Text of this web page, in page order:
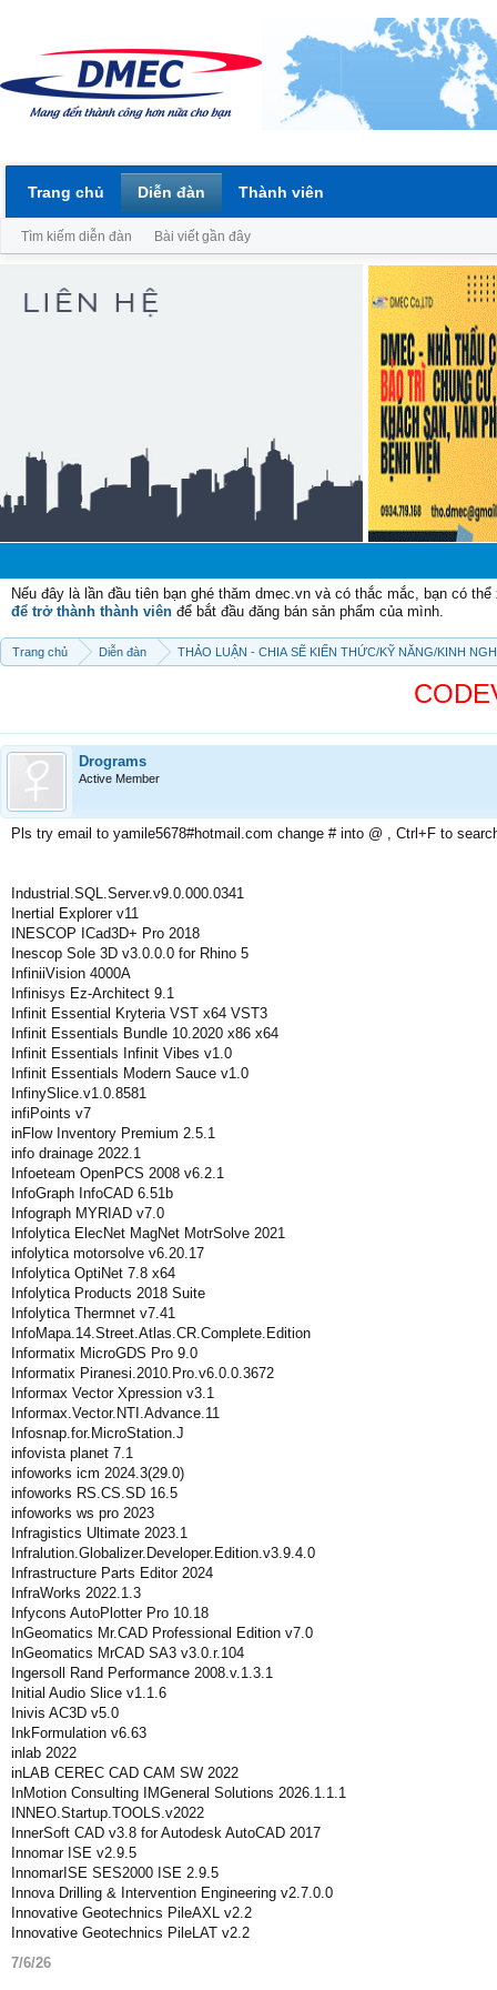
Nếu đây là lần đầu tiên bạn ghé thăm dmec.vn và có thắc mắc, bạn có
để trở thành thành viên để bắt đầu đăng bán sản phẩm của mình.
Trang chủ Diễn đàn THẢO LUẬN - CHIA SẼ KIẾN THỨC/KỸ NĂNG/KINH
Drograms
Active Member
Pls try email to yamile5678#hotmail.com change # into @ , Ctrl+F to
Industrial.SQL.Server.v9.0.000.0341
Inertial Explorer v11
INESCOP ICad3D+ Pro 2018
Inescop Sole 3D v3.0.0.0 for Rhino 5
InfiniiVision 4000A
Infinisys Ez-Architect 9.1
Infinit Essential Kryteria VST x64 VST3
Infinit Essentials Bundle 10.2020 x86 x64
Infinit Essentials Infinit Vibes v1.0
Infinit Essentials Modern Sauce v1.0
InfinySlice.v1.0.8581
infiPoints v7
inFlow Inventory Premium 2.5.1
info drainage 2022.1
Infoeteam OpenPCS 2008 v6.2.1
InfoGraph InfoCAD 6.51b
Infograph MYRIAD v7.0
Infolytica ElecNet MagNet MotrSolve 2021
infolytica motorsolve v6.20.17
Infolytica OptiNet 7.8 x64
Infolytica Products 2018 Suite
Infolytica Thermnet v7.41
InfoMapa.14.Street.Atlas.CR.Complete.Edition
Informatix MicroGDS Pro 9.0
Informatix Piranesi.2010.Pro.v6.0.0.3672
Informax Vector Xpression v3.1
Informax.Vector.NTI.Advance.11
Infosnap.for.MicroStation.J
infovista planet 7.1
infoworks icm 2024.3(29.0)
infoworks RS.CS.SD 16.5
infoworks ws pro 2023
Infragistics Ultimate 2023.1
Infralution.Globalizer.Developer.Edition.v3.9.4.0
Infrastructure Parts Editor 2024
InfraWorks 2022.1.3
Infycons AutoPlotter Pro 10.18
InGeomatics Mr.CAD Professional Edition v7.0
InGeomatics MrCAD SA3 v3.0.r.104
Ingersoll Rand Performance 2008.v.1.3.1
Initial Audio Slice v1.1.6
Inivis AC3D v5.0
InkFormulation v6.63
inlab 2022
inLAB CEREC CAD CAM SW 2022
InMotion Consulting IMGeneral Solutions 2026.1.1.1
INNEO.Startup.TOOLS.v2022
InnerSoft CAD v3.8 for Autodesk AutoCAD 2017
Innomar ISE v2.9.5
InnomarISE SES2000 ISE 2.9.5
Innova Drilling & Intervention Engineering v2.7.0.0
Innovative Geotechnics PileAXL v2.2
Innovative Geotechnics PileLAT v2.2
7/6/26
Trang chủ Diễn đàn
Tìm kiếm diễn đàn Bài viết gần đây
Thành viên